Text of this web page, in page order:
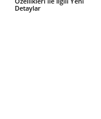
Detaylar